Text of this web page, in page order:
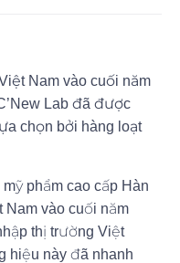
Nam vào cuối năm
Lab đã được
chọn bởi hàng loạt
phẩm cao cấp Hàn
Nam vào cuối năm
thị trường Việt
hiệu này đã nhanh